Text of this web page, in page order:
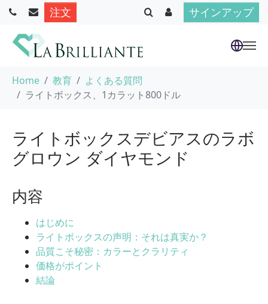
Skip to main content
注文 サインアップ
You are here:
Home 教育
よくある質問
ライトボックス、1カラット800ドル
ライトボックスデビアスのラボ
グロウン ダイヤモンド
内容
はじめに
ライトボックスの声明：それは真実か？
品質こそ秘密：カラーとクラリティ
価格がポイント
結論